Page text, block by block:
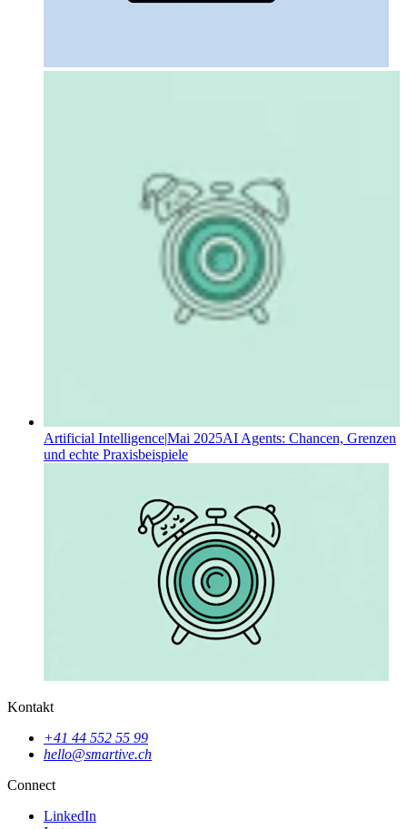
Artificial Intelligence|Mai 2025AI Agents: Chancen, Grenzen
und echte Praxisbeispiele
Kontakt
+41 44 552 55 99
hello@smartive.ch
Connect
LinkedIn